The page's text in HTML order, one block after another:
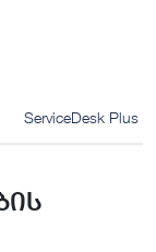
ServiceDesk Plus